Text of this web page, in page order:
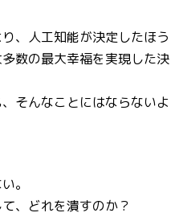
、人工知能が決定したほう
数の最大幸福を実現した決
そんなことにはならないよ
。
、どれを潰すのか？